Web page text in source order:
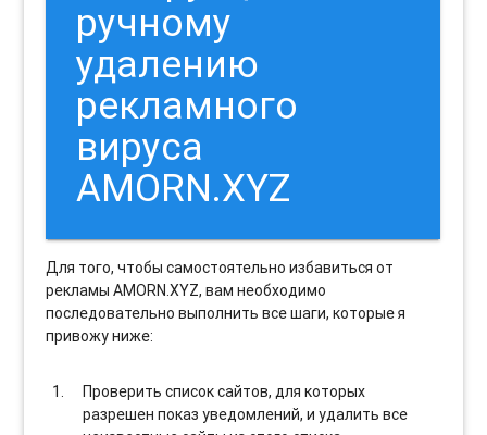
ручному
удалению
рекламного
вируса
AMORN.XYZ
Для того, чтобы самостоятельно избавиться от
рекламы AMORN.XYZ, вам необходимо
последовательно выполнить все шаги, которые я
привожу ниже:
Проверить список сайтов, для которых
разрешен показ уведомлений, и удалить все